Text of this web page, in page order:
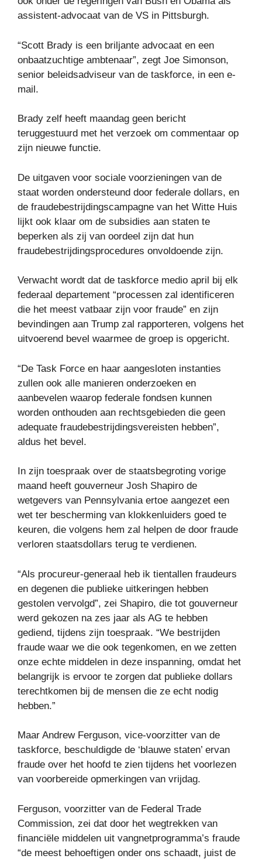
assistent-advocaat van de VS in Pittsburgh.
“Scott Brady is een briljante advocaat en een
onbaatzuchtige ambtenaar”, zegt Joe Simonson,
senior beleidsadviseur van de taskforce, in een e-
mail.
Brady zelf heeft maandag geen bericht
teruggestuurd met het verzoek om commentaar op
zijn nieuwe functie.
De uitgaven voor sociale voorzieningen van de
staat worden ondersteund door federale dollars, en
de fraudebestrijdingscampagne van het Witte Huis
lijkt ook klaar om de subsidies aan staten te
beperken als zij van oordeel zijn dat hun
fraudebestrijdingsprocedures onvoldoende zijn.
Verwacht wordt dat de taskforce medio april bij elk
federaal departement “processen zal identificeren
die het meest vatbaar zijn voor fraude” en zijn
bevindingen aan Trump zal rapporteren, volgens het
uitvoerend bevel waarmee de groep is opgericht.
“De Task Force en haar aangesloten instanties
zullen ook alle manieren onderzoeken en
aanbevelen waarop federale fondsen kunnen
worden onthouden aan rechtsgebieden die geen
adequate fraudebestrijdingsvereisten hebben”,
aldus het bevel.
In zijn toespraak over de staatsbegroting vorige
maand heeft gouverneur Josh Shapiro de
wetgevers van Pennsylvania ertoe aangezet een
wet ter bescherming van klokkenluiders goed te
keuren, die volgens hem zal helpen de door fraude
verloren staatsdollars terug te verdienen.
“Als procureur-generaal heb ik tientallen fraudeurs
en degenen die publieke uitkeringen hebben
gestolen vervolgd”, zei Shapiro, die tot gouverneur
werd gekozen na zes jaar als AG te hebben
gediend, tijdens zijn toespraak. “We bestrijden
fraude waar we die ook tegenkomen, en we zetten
onze echte middelen in deze inspanning, omdat het
belangrijk is ervoor te zorgen dat publieke dollars
terechtkomen bij de mensen die ze echt nodig
hebben.”
Maar Andrew Ferguson, vice-voorzitter van de
taskforce, beschuldigde de ‘blauwe staten’ ervan
fraude over het hoofd te zien tijdens het voorlezen
van voorbereide opmerkingen van vrijdag.
Ferguson, voorzitter van de Federal Trade
Commission, zei dat door het wegtrekken van
financiële middelen uit vangnetprogramma’s fraude
“de meest behoeftigen onder ons schaadt, juist de